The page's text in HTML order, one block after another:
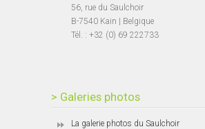
56, rue du Saulchoir
B-7540 Kain | Belgique
Tél. : +32 (0) 69 222733
> Galeries photos
La galerie photos du Saulchoir